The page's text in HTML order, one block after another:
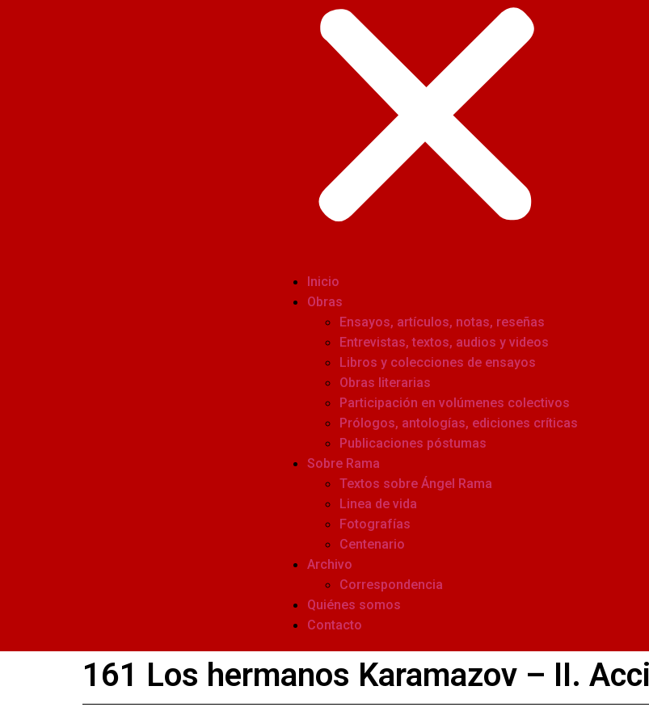
Inicio
Obras
Ensayos, artículos, notas, reseñas
Entrevistas, textos, audios y videos
Libros y colecciones de ensayos
Obras literarias
Participación en volúmenes colectivos
Prólogos, antologías, ediciones críticas
Publicaciones póstumas
Sobre Rama
Textos sobre Ángel Rama
Linea de vida
Fotografías
Centenario
Archivo
Correspondencia
Quiénes somos
Contacto
161 Los hermanos Karamazov – II.